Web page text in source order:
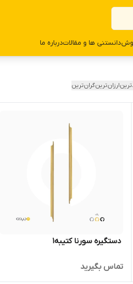
دانستنی ها و مقالاتدرباره ما
ارزان‌ترینگران‌ترین
‌‌‌ دستگیره سورنا کتیبه۱
تماس بگیرید